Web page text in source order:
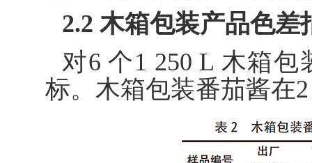
2.2 木箱包装产品色差
对6 个1 250 L 木箱
标。木箱包装番茄酱在